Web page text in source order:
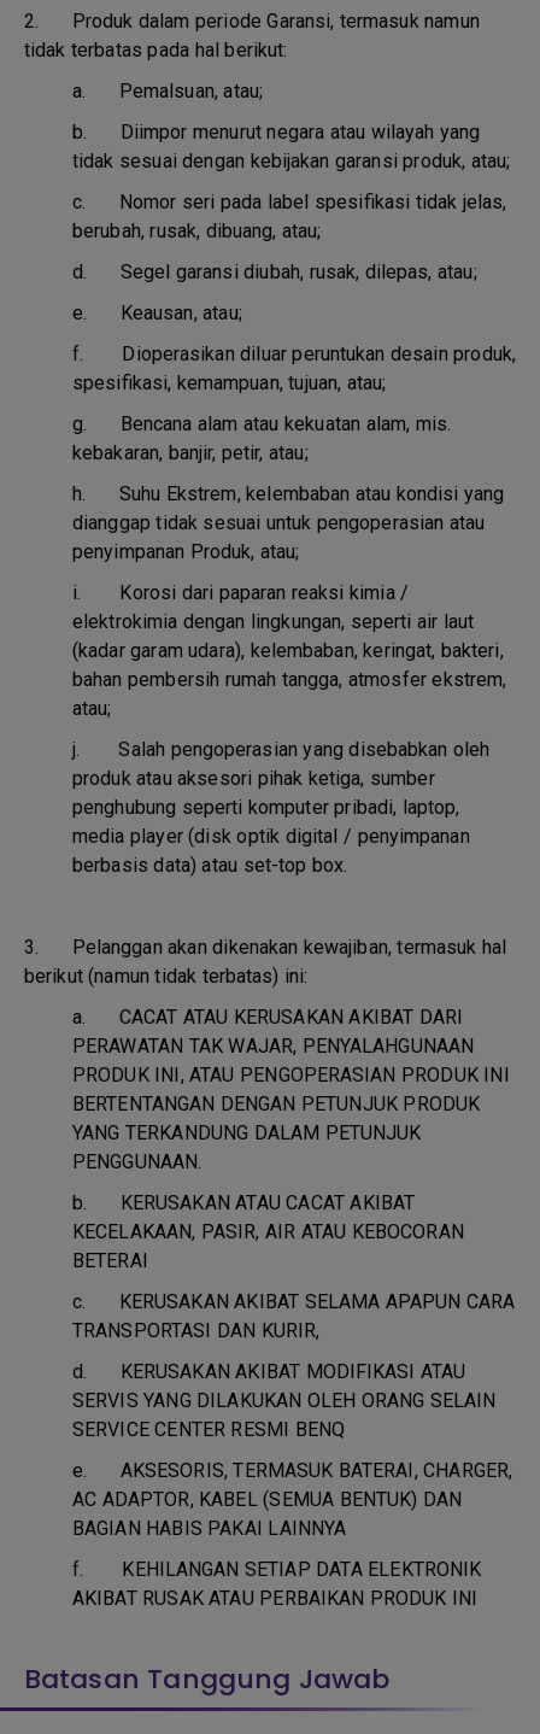
2. Produk dalam periode Garansi, termasuk namun
tidak terbatas pada hal berikut:
a. Pemalsuan, atau;
b. Diimpor menurut negara atau wilayah yang
tidak sesuai dengan kebijakan garansi produk, atau;
c. Nomor seri pada label spesifikasi tidak jelas,
berubah, rusak, dibuang, atau;
d. Segel garansi diubah, rusak, dilepas, atau;
e. Keausan, atau;
f. Dioperasikan diluar peruntukan desain produk,
spesifikasi, kemampuan, tujuan, atau;
g. Bencana alam atau kekuatan alam, mis.
kebakaran, banjir, petir, atau;
h. Suhu Ekstrem, kelembaban atau kondisi yang
dianggap tidak sesuai untuk pengoperasian atau
penyimpanan Produk, atau;
i. Korosi dari paparan reaksi kimia /
elektrokimia dengan lingkungan, seperti air laut
(kadar garam udara), kelembaban, keringat, bakteri,
bahan pembersih rumah tangga, atmosfer ekstrem,
atau;
j.Salah pengoperasian yang disebabkan oleh
produk atau aksesori pihak ketiga, sumber
penghubung seperti komputer pribadi, laptop,
media player (disk optik digital / penyimpanan
berbasis data) atau set-top box.
3. Pelanggan akan dikenakan kewajiban, termasuk hal
berikut (namun tidak terbatas) ini:
a. CACAT ATAU KERUSAKAN AKIBAT DARI
PERAWATAN TAK WAJAR, PENYALAHGUNAAN
PRODUK INI, ATAU PENGOPERASIAN PRODUK INI
BERTENTANGAN DENGAN PETUNJUK PRODUK
YANG TERKANDUNG DALAM PETUNJUK
PENGGUNAAN.
b. KERUSAKAN ATAU CACAT AKIBAT
KECELAKAAN, PASIR, AIR ATAU KEBOCORAN
BETERAI
c. KERUSAKAN AKIBAT SELAMA APAPUN CARA
TRANSPORTASI DAN KURIR,
d. KERUSAKAN AKIBAT MODIFIKASI ATAU
SERVIS YANG DILAKUKAN OLEH ORANG SELAIN
SERVICE CENTER RESMI BENQ
e. AKSESORIS, TERMASUK BATERAI, CHARGER,
AC ADAPTOR, KABEL (SEMUA BENTUK) DAN
BAGIAN HABIS PAKAI LAINNYA
f. KEHILANGAN SETIAP DATA ELEKTRONIK
AKIBAT RUSAK ATAU PERBAIKAN PRODUK INI
Batasan Tanggung Jawab